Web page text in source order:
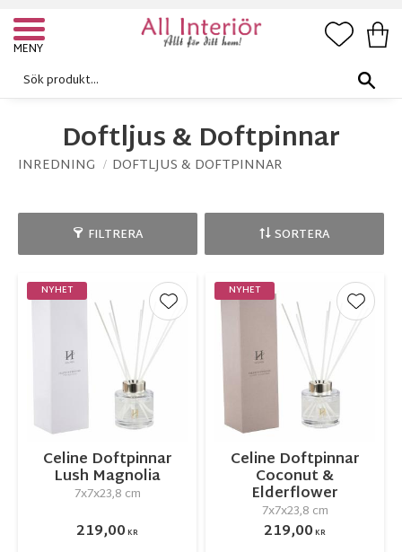
Meny
Doftljus & Doftpinnar
INREDNING DOFTLJUS & DOFTPINNAR
FILTRERA SORTERA
Celine Doftpinnar
Lush Magnolia
7x7x23,8 cm
219,00KR
NYHET
Lägg till i favoriter
Celine Doftpinnar
Coconut &
Elderflower
7x7x23,8 cm
219,00KR
NYHET
Lägg